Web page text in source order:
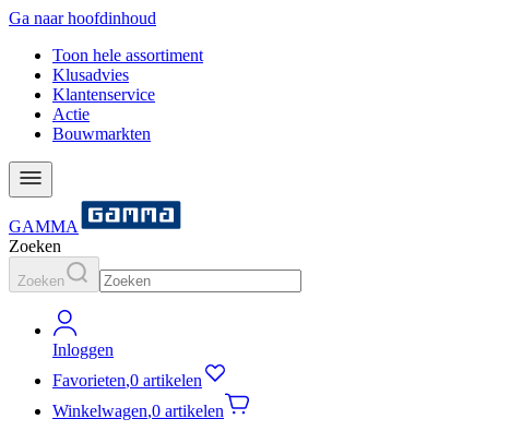
Ga naar hoofdinhoud
Toon hele assortiment
Klusadvies
Klantenservice
Actie
Bouwmarkten
GAMMA
Zoeken
Zoeken
Inloggen
Favorieten,0 artikelen
Winkelwagen,0 artikelen